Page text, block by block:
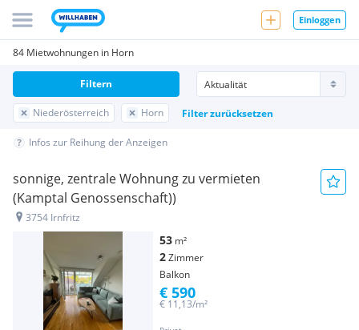
Einloggen
84 Mietwohnungen in Horn
Niederösterreich Horn Filter zurücksetzen
Filtern
Infos zur Reihung der Anzeigen
sonnige, zentrale Wohnung zu vermieten
(Kamptal Genossenschaft))
3754 Irnfritz
53 m²
2Zimmer
Balkon
€ 11,13/m²
€ 590